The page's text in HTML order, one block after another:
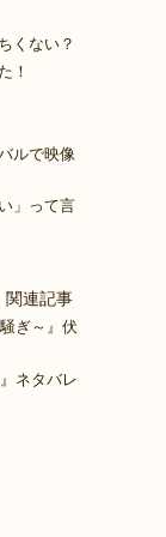
くない？
！
ルで映像
」って言
関連記事
ぎ～』伏
ネタバレ